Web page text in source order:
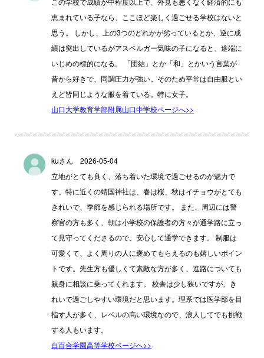
恵まれている子なら、ここほど楽しく過ごせる学校はないと
思う。 しかし、上の3つのどれかが劣っているとか、逆に成
績は突出しているがアスペルガー気味の子になると、途端に
いじめの標的になる。 「団結」とか「和」とかいう言葉が
昔から好きで、同調圧力が強い。そのため平常は自由服とい
えど皆同じような服を着ている。特に女子。
山口大学教育学部附属山口中学校ページへ>>
kuさん 2026-05-04
立地がとても良く、落ち着いた環境で過ごせるのが魅力で
す。特に近くの靖国神社は、春は桜、秋はイチョウがとても
きれいで、季節を感じられる場所です。 また、周辺には警
察官の方も多く、朝は小学校の保護者の方々が通学路に立っ
て見守ってくださるので、安心して通学できます。 制服は
可愛くて、よく周りの人に褒めてもらえるのも嬉しいポイン
トです。先生方も優しくて素敵な方が多く、進路についても
親身に相談に乗ってくれます。 校舎は少し狭いですが、き
れいで過ごしやすい環境だと思います。理系では医学部を目
指す人が多く、レベルの高い環境なので、浪人してでも挑戦
する人もいます。
白百合学園高等学校ページへ>>